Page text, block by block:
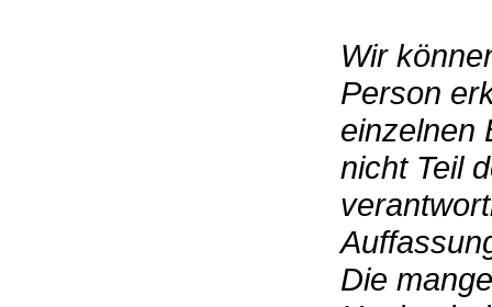
Wir
Person
einzelnen
nicht Teil
Die